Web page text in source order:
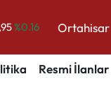
%0.16
%0.06
%0.02
Ortahisar
Resmi İlanlar